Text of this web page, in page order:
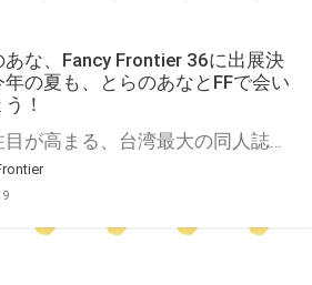
あな、Fancy Frontier 36に出展決
年の夏も、とらのあなとFFで会い
！
年々注目が高まる、台湾最大の同人誌即売会「Fancy Frontier」 今年の8月にその第36回目が開催決定です！ もちろん、台湾とらのあなは今回も引き続き出展致します！